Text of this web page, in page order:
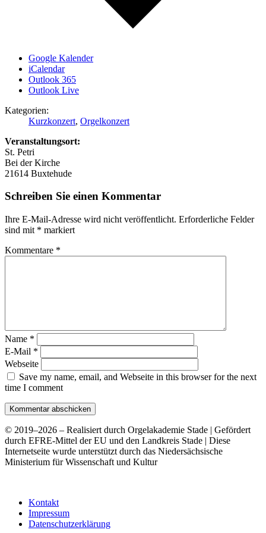
Google Kalender
iCalendar
Outlook 365
Outlook Live
Kategorien:
Kurzkonzert, Orgelkonzert
Veranstaltungsort:
St. Petri
Bei der Kirche
21614 Buxtehude
Schreiben Sie einen Kommentar
Ihre E-Mail-Adresse wird nicht veröffentlicht. Erforderliche Felder
sind mit * markiert
Kommentare *
Name *
E-Mail *
Webseite
Save my name, email, and Webseite in this browser for the next
time I comment
© 2019–2026 – Realisiert durch Orgelakademie Stade | Gefördert
durch EFRE-Mittel der EU und den Landkreis Stade | Diese
Internetseite wurde unterstützt durch das Niedersächsische
Ministerium für Wissenschaft und Kultur
Kontakt
Impressum
Datenschutzerklärung